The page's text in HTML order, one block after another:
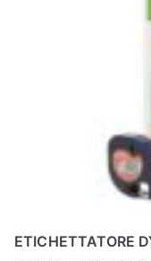
ETICHETTATORE